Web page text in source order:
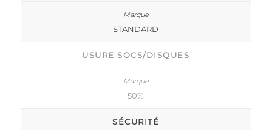
STANDARD
USURE SOCS/DISQUES
50%
SÉCURITÉ